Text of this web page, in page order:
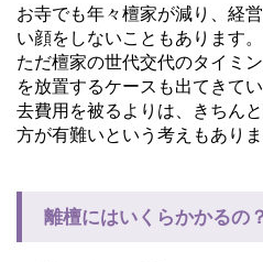
お寺でも年々檀家が減り、経
い顔をしないこともあります。
ただ檀家の世代交代のタイミ
を放置するケースも出てきて
去費用を被るよりは、きちん
方が有難いという考えもありま
離檀にはいくらかかるの？